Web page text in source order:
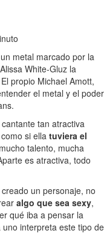
metal marcado por la
White-Gluz la
propio Michael Amott,
el metal y el poder
tan atractiva
si ella tuviera el
talento, mucha
es atractiva, todo
un personaje, no
algo que sea sexy,
qué iba a pensar la
interpreta este tipo de